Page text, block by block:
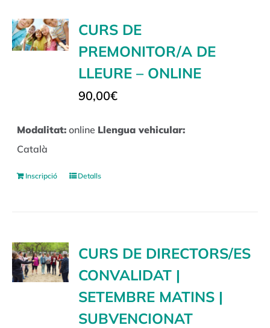
CURS DE
PREMONITOR/A DE
LLEURE – ONLINE
90,00€
Modalitat: online Llengua vehicular:
Català
Inscripció Detalls
CURS DE DIRECTORS/ES
CONVALIDAT |
SETEMBRE MATINS |
SUBVENCIONAT